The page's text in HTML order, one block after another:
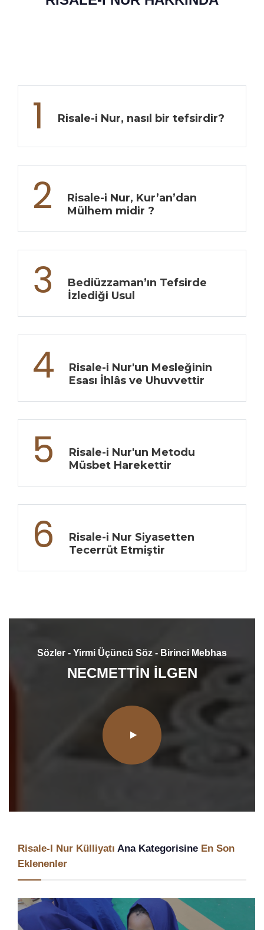
1 Risale-i Nur, nasıl bir tefsirdir?
2
Risale-i Nur, Kur’an’dan
Mülhem midir ?
3
Bediüzzaman’ın Tefsirde
İzlediği Usul
4
Risale-i Nur'un Mesleğinin
Esası İhlâs ve Uhuvvettir
5
Risale-i Nur'un Metodu
Müsbet Harekettir
6
Risale-i Nur Siyasetten
Tecerrüt Etmiştir
Sözler - Yirmi Üçüncü Söz - Birinci Mebhas
NECMETTİN İLGEN
Risale-I Nur Külliyatı Ana Kategorisine En Son
Eklenenler